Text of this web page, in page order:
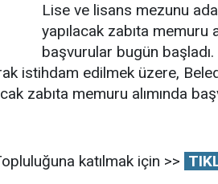
Lise ve lisans mezunu
yapılacak zabıta memuru
başvurular bugün başladı.
istihdam edilmek üzere,
zabıta memuru alımında
katılmak için >>